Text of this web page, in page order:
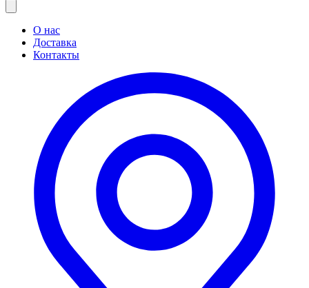
О нас
Доставка
Контакты